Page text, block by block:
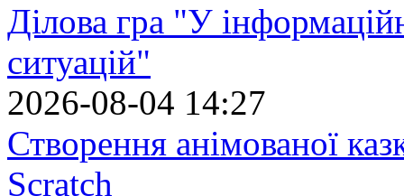
Ділова гра "У
ситуацій"
2026-08-04 14:27
Створення анімованої
Scratch